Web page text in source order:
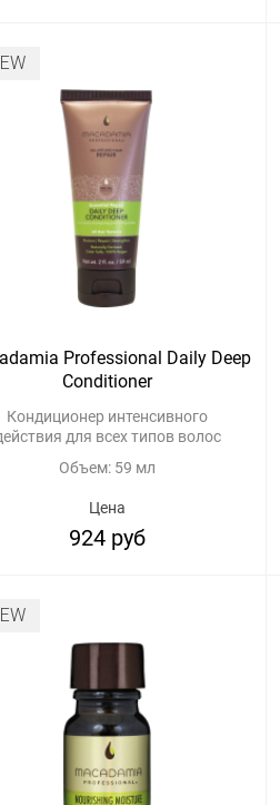
Professional Daily Deep
Conditioner
Кондиционер интенсивного
для всех типов волос
Объем: 59 мл
Цена
924 руб